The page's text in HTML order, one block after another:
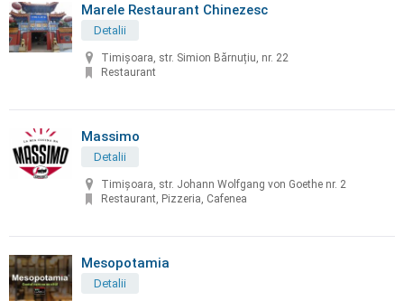
Marele Restaurant Chinezesc
Detalii
Timișoara, str. Simion Bărnuțiu, nr. 22
Restaurant
Massimo
Detalii
Timișoara, str. Johann Wolfgang von Goethe nr. 2
Restaurant, Pizzeria, Cafenea
Mesopotamia
Detalii